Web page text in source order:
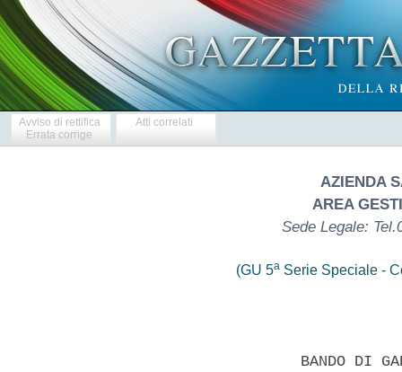
Avviso di rettifica
Errata corrige
Atti correlati
AZIENDA
AREA
Sede Legale:
(GU 5a Serie Speciale -
BANDO DI